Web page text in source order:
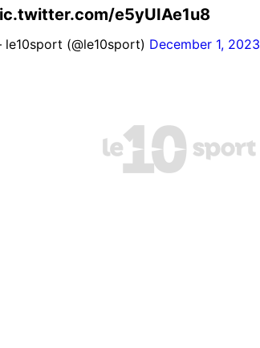
e5yUIAe1u8
(@le10sport) December 1, 2023